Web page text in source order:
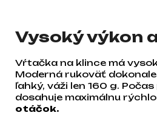
Vysoký výkon
Vŕtačka na klince má
Moderná rukoväť
ľahký, váži len 160 g.
dosahuje maximálnu
otáčok.